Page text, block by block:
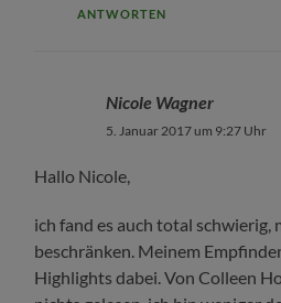
ANTWORTEN
Nicole Wagner
5. Januar 2017 um 9:27 Uhr
Hallo Nicole,
ich fand es auch total schwierig,
beschränken. Meinem
Highlights dabei. Von Colleen